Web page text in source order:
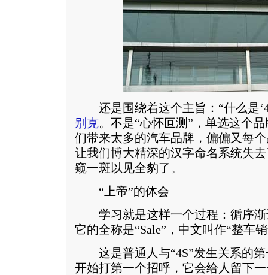
还是围绕着这个主旨：“什么是
别克。不是“心怀叵测”，单选这个
们带来太多的汽车品牌，偏偏又每
让我们博大精深的汉字命名系统失
窥一斑以见全豹了。
“上帝”的体会
学习就是这样一个过程：循序渐
它的全称是“Sale”，中文叫作“整车
这是普通人与“4S”发生关系的第
开始打第一个招呼，它会给人留下